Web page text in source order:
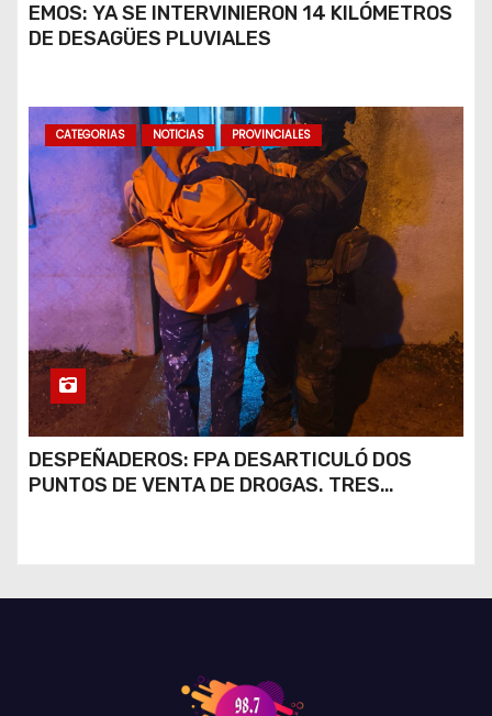
EMOS: YA SE INTERVINIERON 14 KILÓMETROS
DE DESAGÜES PLUVIALES
CATEGORIAS NOTICIAS PROVINCIALES
DESPEÑADEROS: FPA DESARTICULÓ DOS
PUNTOS DE VENTA DE DROGAS. TRES